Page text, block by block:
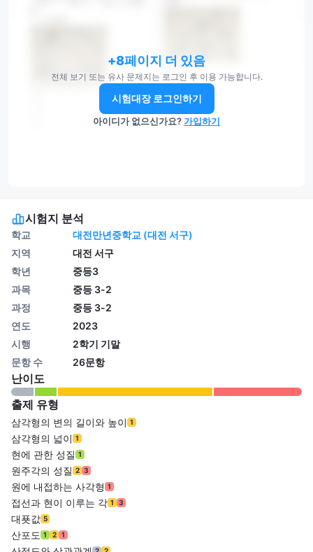
+8페이지 더 있음
전체 보기 또는 유사 문제지는 로그인 후 이용 가능합니다.
시험대장 로그인하기
아이디가 없으신가요?가입하기
시험지 분석
학교
대전만년중학교 (대전 서구)
지역
대전 서구
학년
중등3
과목
중등 3-2
과정
중등 3-2
연도
2023
시행
2학기 기말
문항 수
26문항
난이도
출제 유형
삼각형의 변의 길이와 높이 1
삼각형의 넓이 1
현에 관한 성질 1
원주각의 성질 2 3
원에 내접하는 사각형 1
접선과 현이 이루는 각 1 3
대푯값 5
산포도 1 2 1